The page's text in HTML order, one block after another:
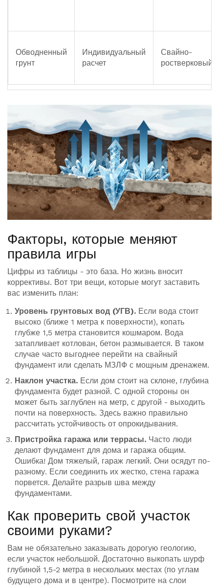
Обводненный
грунт
Индивидуальный
расчет
Свайно-
ростверковый
Факторы, которые меняют
правила игры
Цифры из таблицы - это база. Но жизнь вносит
коррективы. Вот три вещи, которые могут заставить
вас изменить план:
Уровень грунтовых вод (УГВ). Если вода стоит
высоко (ближе 1 метра к поверхности), копать
глубже 1,5 метра становится кошмаром. Вода
затапливает котлован, бетон размывается. В таком
случае часто выгоднее перейти на свайный
фундамент или сделать МЗЛФ с мощным дренажем.
Наклон участка. Если дом стоит на склоне, глубина
фундамента будет разной. С одной стороны он
может быть заглублен на метр, с другой - выходить
почти на поверхность. Здесь важно правильно
рассчитать устойчивость от опрокидывания.
Пристройка гаража или террасы. Часто люди
делают фундамент для дома и гаража общим.
Ошибка! Дом тяжелый, гараж легкий. Они осядут по-
разному. Если соединить их жестко, стена гаража
порвется. Делайте разрыв шва между
фундаментами.
Как проверить свой участок
своими руками?
Вам не обязательно заказывать дорогую геологию,
если участок небольшой. Достаточно выкопать шурф
глубиной 1,5-2 метра в нескольких местах (по углам
будущего дома и в центре). Посмотрите на слои